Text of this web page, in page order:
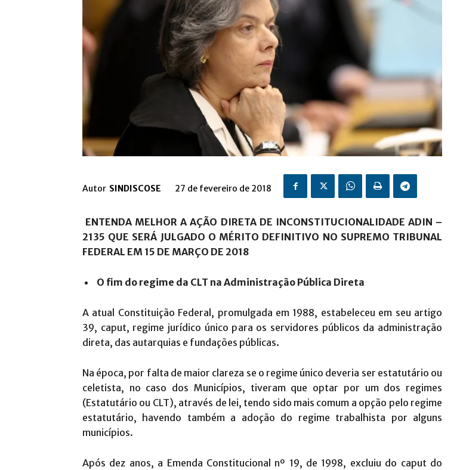
Autor SINDISCOSE 27 de fevereiro de 2018
ENTENDA MELHOR A AÇÃO DIRETA DE INCONSTITUCIONALIDADE ADIN –
2135 QUE SERÁ JULGADO O MÉRITO DEFINITIVO NO SUPREMO TRIBUNAL
FEDERAL EM 15 DE MARÇO DE 2018
O fim do regime da CLT na Administração Pública Direta
A atual Constituição Federal, promulgada em 1988, estabeleceu em seu artigo
39, caput, regime jurídico único para os servidores públicos da administração
direta, das autarquias e fundações públicas.
Na época, por falta de maior clareza se o regime único deveria ser estatutário ou
celetista, no caso dos Municípios, tiveram que optar por um dos regimes
(Estatutário ou CLT), através de lei, tendo sido mais comum a opção pelo regime
estatutário, havendo também a adoção do regime trabalhista por alguns
municípios.
Após dez anos, a Emenda Constitucional nº 19, de 1998, excluiu do caput do